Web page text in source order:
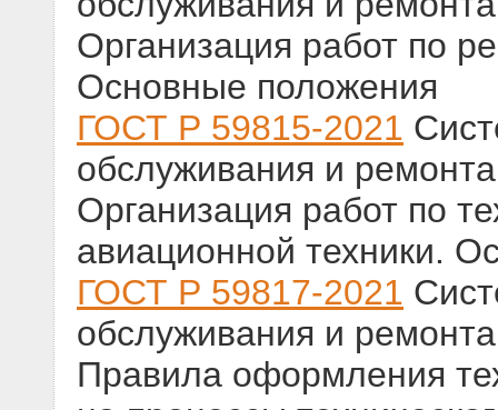
Организация работ по
Основные положения
ГОСТ Р 59815-2021
обслуживания и
Организация работ по
авиационной техники.
ГОСТ Р 59817-2021
обслуживания и
Правила оформления